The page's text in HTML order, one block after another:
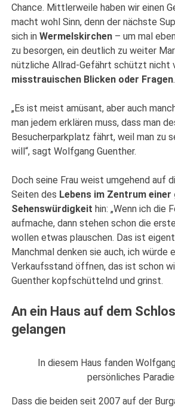
Chance. Mittlerweile haben wir einen
macht wohl Sinn, denn der nächste
sich inWermelskirchen – um mal
zu besorgen, ein deutlich zu weiter
nützliche Allrad-Gefährt schützt nicht
misstrauischen Blicken oder Fragen.
„Es ist meist amüsant, aber auch
man jedem erklären muss, dass man
Besucherparkplatz fährt, weil man zu
will“, sagt Wolfgang Guenther.
Doch seine Frau weist umgehend auf
Seiten des Lebens im Zentrum einer
Sehenswürdigkeit hin: „Wenn ich die
aufmache, dann stehen schon die
wollen etwas plauschen. Das ist
Manchmal denken sie auch, ich würde
Verkaufsstand öffnen, das ist schon
Guenther kopfschüttelnd und grinst.
An ein Haus auf dem
gelangen
In diesem Haus fanden
persönliches
Dass die beiden seit 2007 auf der